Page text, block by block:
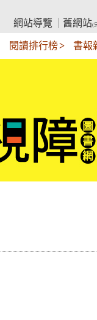
網站導覽
舊網站(
閱讀排行榜 書報